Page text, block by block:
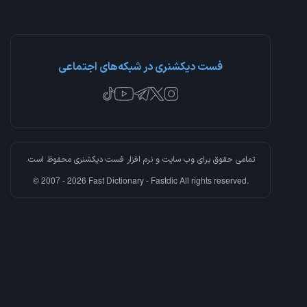
فست دیکشنری در شبکه‌های اجتماعی
تمامی حقوق برای وب سایت و نرم افزار فست دیکشنریمحفوظ است.
© 2007 - 2026 Fast Dictionary - Fastdic All rights reserved.